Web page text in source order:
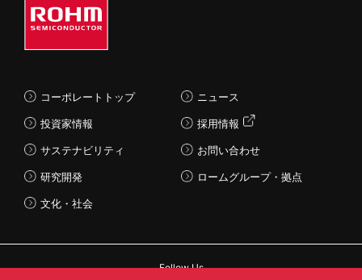
コーポレートトップ
投資家情報
サステナビリティ
研究開発
文化・社会
ニュース
採用情報
お問い合わせ
ロームグループ・拠点
Follow Us